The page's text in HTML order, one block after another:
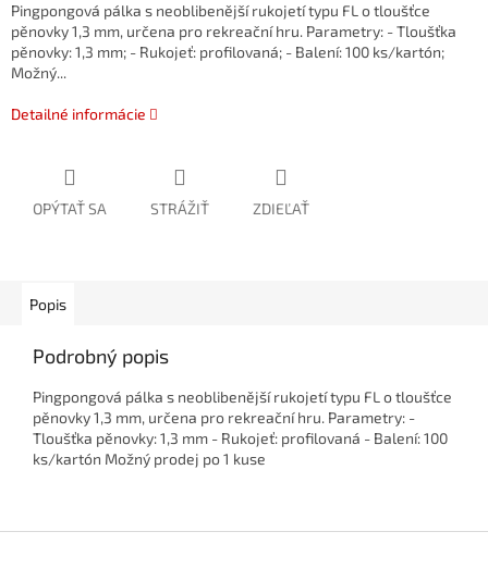
Pingpongová pálka s neoblibenější rukojetí typu FL o tloušťce
pěnovky 1,3 mm, určena pro rekreační hru. Parametry: - Tloušťka
pěnovky: 1,3 mm; - Rukojeť: profilovaná; - Balení: 100 ks/kartón;
Možný...
Detailné informácie
OPÝTAŤ SA STRÁŽIŤ ZDIEĽAŤ
Popis
Podrobný popis
Pingpongová pálka s neoblibenější rukojetí typu FL o tloušťce
pěnovky 1,3 mm, určena pro rekreační hru. Parametry: -
Tloušťka pěnovky: 1,3 mm - Rukojeť: profilovaná - Balení: 100
ks/kartón Možný prodej po 1 kuse